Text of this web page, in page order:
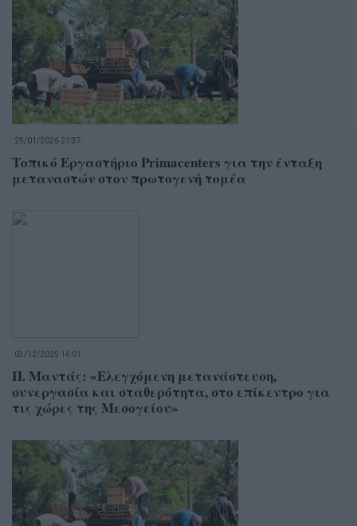
29/01/2026 21:37
Τοπικό Εργαστήριο Primacenters για την ένταξη
μεταναστών στον πρωτογενή τομέα
03/12/2025 14:01
Π. Μαντάς: «Ελεγχόμενη μετανάστευση,
συνεργασία και σταθερότητα, στο επίκεντρο για
τις χώρες της Μεσογείου»